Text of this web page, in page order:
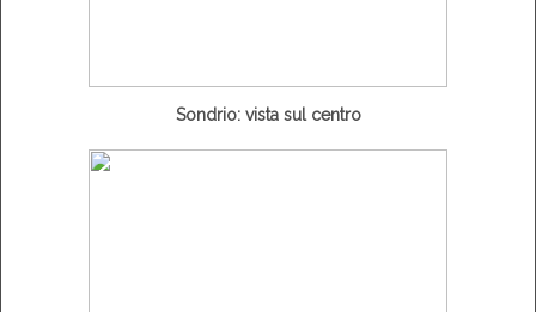
Sondrio: vista sul centro